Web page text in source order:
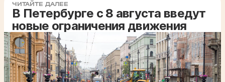
ЧИТАЙТЕ ДАЛЕЕ
В Петербурге с 8 августа введут
новые ограничения движения